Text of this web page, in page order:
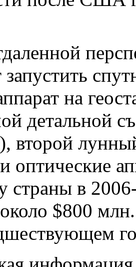
на
детальной
второй
оптические
страны в
$800